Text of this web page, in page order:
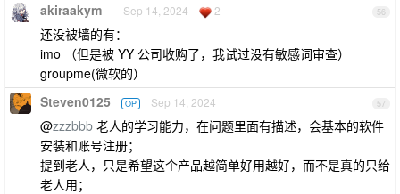
56
akiraakym Sep 14, 2024 2
还没被墙的有：
imo （但是被 YY 公司收购了，我试过没有敏感词审查）
groupme(微软的）
57
Steven0125 OP Sep 14, 2024
@zzzbbb 老人的学习能力，在问题里面有描述，会基本的软件
安装和账号注册；
提到老人，只是希望这个产品越简单好用越好，而不是真的只给
老人用；